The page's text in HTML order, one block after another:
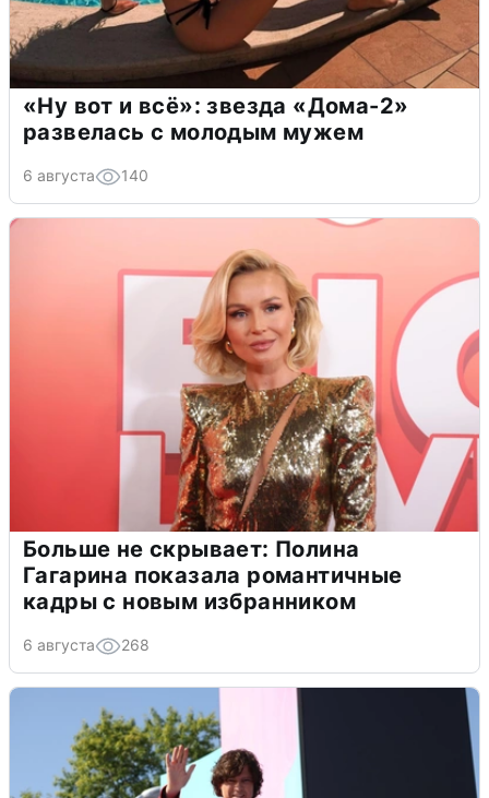
«Ну вот и всё»: звезда «Дома-2»
развелась с молодым мужем
6 августа 140
Больше не скрывает: Полина
Гагарина показала романтичные
кадры с новым избранником
6 августа 268